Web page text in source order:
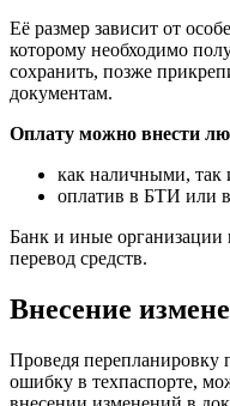
Её размер зависит от
которому необходимо
сохранить, позже
документам.
Оплату можно внести
как наличными, так
оплатив в БТИ или
Банк и иные организации
перевод средств.
Внесение
Проведя
ошибку в техпаспорте,